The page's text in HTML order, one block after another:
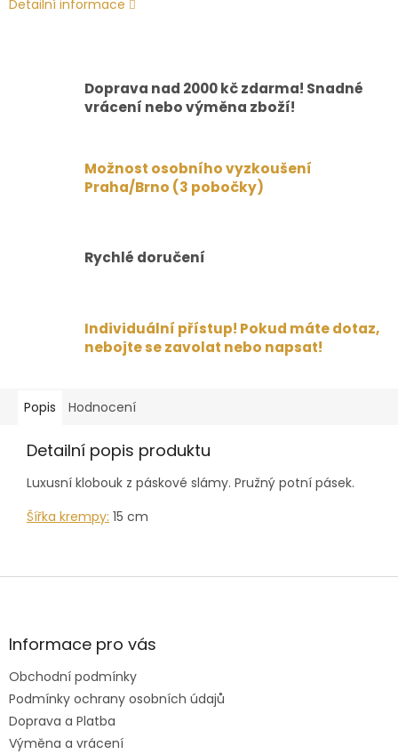
Detailní informace
Doprava nad 2000 kč zdarma! Snadné
vrácení nebo výměna zboží!
Možnost osobního vyzkoušení
Praha/Brno (3 pobočky)
Rychlé doručení
Individuální přístup! Pokud máte dotaz,
nebojte se zavolat nebo napsat!
Popis Hodnocení
Detailní popis produktu
Luxusní klobouk z páskové slámy. Pružný potní pásek.
Šířka krempy: 15 cm
Z
aInformace pro vás
Obchodní podmínky
Podmínky ochrany osobních údajů
Doprava a Platba
Výměna a vrácení